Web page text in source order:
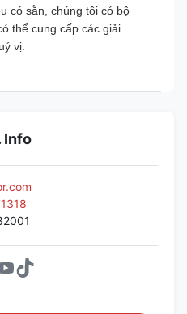
có sẵn, chúng tôi có bộ
thể cung cấp các giải
vị.
Info